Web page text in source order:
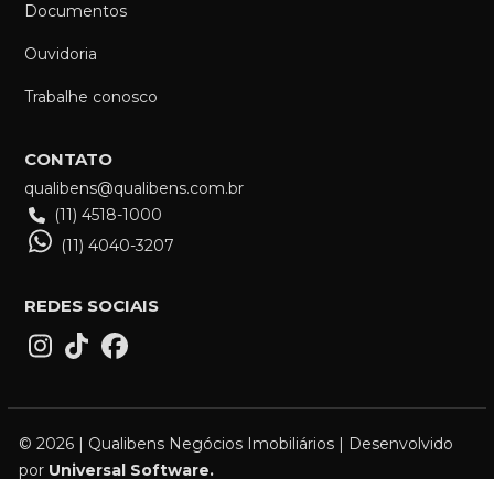
Documentos
Ouvidoria
Trabalhe conosco
CONTATO
qualibens@qualibens.com.br
(11) 4518-1000
(11) 4040-3207
REDES SOCIAIS
© 2026 | Qualibens Negócios Imobiliários | Desenvolvido
por Universal Software.